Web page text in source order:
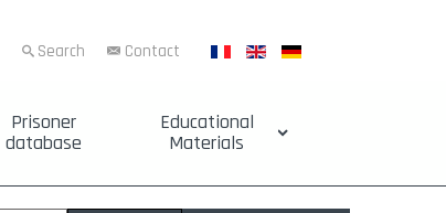
Search Contact
Prisoner
database
Educational
Materials